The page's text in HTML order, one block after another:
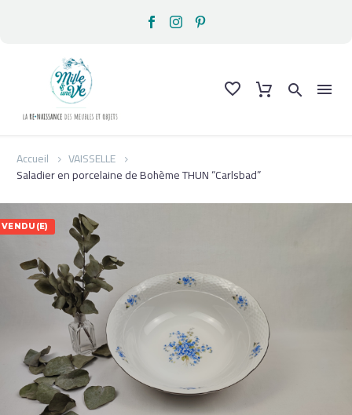
Accueil
VAISSELLE
Saladier en porcelaine de Bohème THUN “Carlsbad”
VENDU(E)